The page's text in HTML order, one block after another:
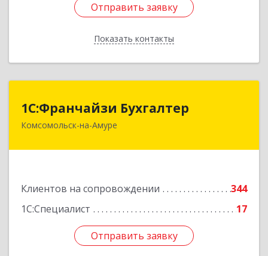
Отправить заявку
Показать контакты
Отправить заявку
Назад
1С:Франчайзи Бухгалтер
Комсомольск-на-Амуре
Клиентов на сопровождении
344
1С:Специалист
17
Отправить заявку
1С:Франчайзи Бухгалтер
681000, Хабаровский край, Комсомольск-на-
Подробнее
Отправить заявку